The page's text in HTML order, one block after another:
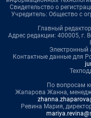
Свидетельство о
Учредитель: Общество с
Главный
Адрес редакции: 400005, г.
Электронный
Контактные данные для
По вопросам
Жапарова Жанна,
Ревина Мария,